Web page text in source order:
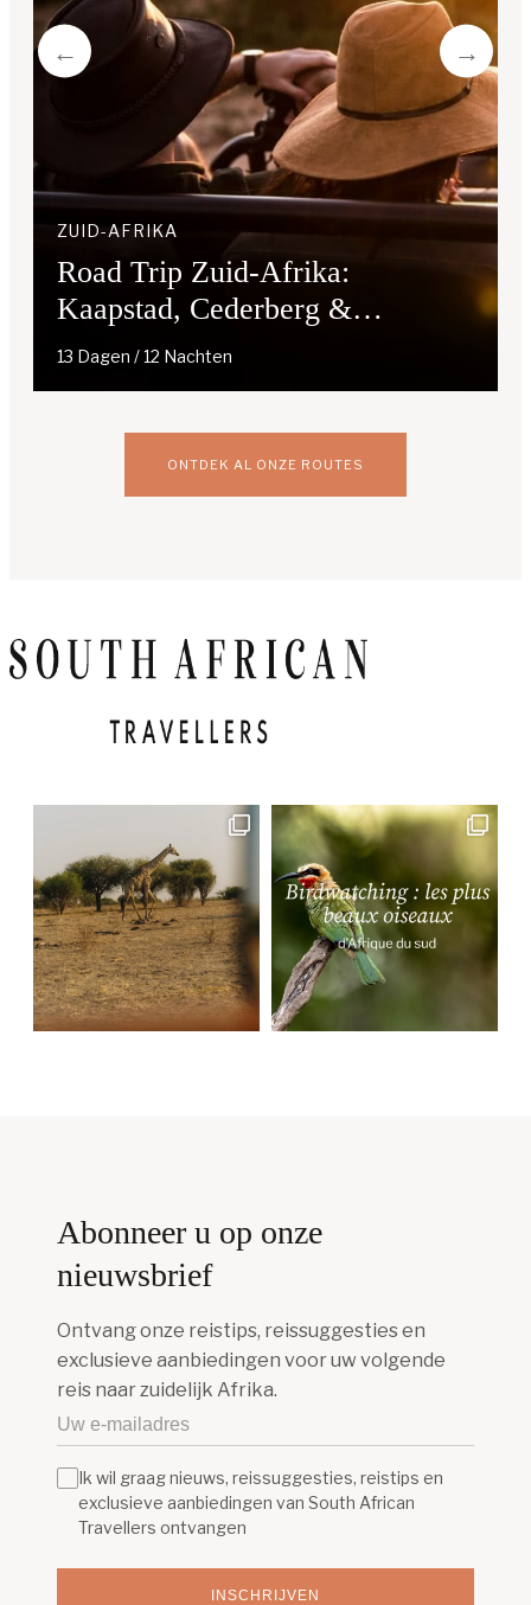
ZUID-AFRIKA
Road Trip Zuid-Afrika:
Kaapstad, Cederberg &
Kgalagadi
13 Dagen / 12 Nachten
ONTDEK AL ONZE ROUTES
Abonneer u op onze
nieuwsbrief
Ontvang onze reistips, reissuggesties en
exclusieve aanbiedingen voor uw volgende
reis naar zuidelijk Afrika.
INSCHRIJVEN
Ik wil graag nieuws, reissuggesties, reistips en
exclusieve aanbiedingen van South African
Travellers ontvangen